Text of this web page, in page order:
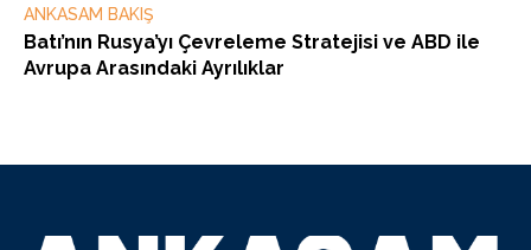
ANKASAM BAKIŞ
Batı’nın Rusya’yı Çevreleme Stratejisi ve ABD ile
Avrupa Arasındaki Ayrılıklar